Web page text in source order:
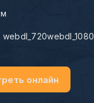
webdl_720webdl_1080
онлайн